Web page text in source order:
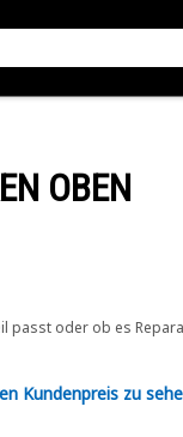
OBEN
passt oder ob es
Kundenpreis zu